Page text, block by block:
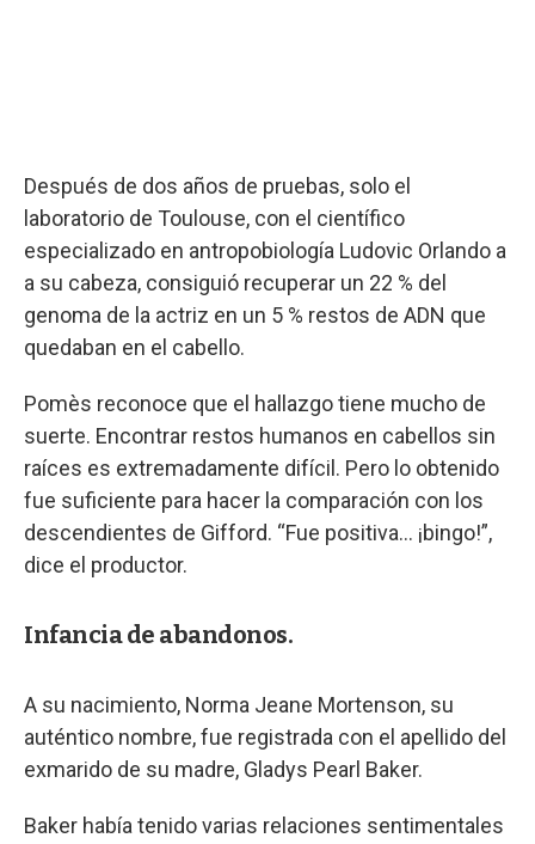
Después de dos años de pruebas, solo el
laboratorio de Toulouse, con el científico
especializado en antropobiología Ludovic Orlando a
a su cabeza, consiguió recuperar un 22 % del
genoma de la actriz en un 5 % restos de ADN que
quedaban en el cabello.
Pomès reconoce que el hallazgo tiene mucho de
suerte. Encontrar restos humanos en cabellos sin
raíces es extremadamente difícil. Pero lo obtenido
fue suficiente para hacer la comparación con los
descendientes de Gifford. “Fue positiva... ¡bingo!”,
dice el productor.
Infancia de abandonos.
A su nacimiento, Norma Jeane Mortenson, su
auténtico nombre, fue registrada con el apellido del
exmarido de su madre, Gladys Pearl Baker.
Baker había tenido varias relaciones sentimentales